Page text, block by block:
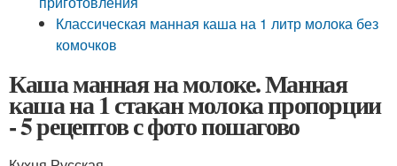
Классическая манная каша на 1 литр молока без
комочков
Каша манная на молоке. Манная
каша на 1 стакан молока пропорции
- 5 рецептов с фото пошагово